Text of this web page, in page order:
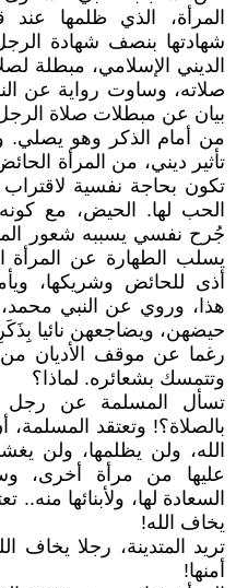
المرأة، الذي ظلمها
شهادتها بنصف شهادة
الديني الإسلامي، مبطلة
صلاته، وساوت رواية عن
بيان عن مبطلات صلاة
من أمام الذكر وهو يصلي.
تأثير ديني، من المرأة
تكون بحاجة نفسية
الحب لها. الحيض، مع
جُرح نفسي يسببه شعور
يسلب الطهارة عن المرأة
أذى للحائض وشريكها،
هذا، وروي عن النبي
حيضهن، ويضاجعهن نائيا
رغما عن موقف الأديان من
وتتمسك بشعائره. لماذا؟
تسأل المسلمة عن رجل
بالصلاة؟! وتعتقد
الله، ولن يظلمها، ولن
عليها من مرأة أخرى،
السعادة لها، ولأبنائها
يخاف الله!
تريد المتدينة، رجلا يخاف
أمنها!